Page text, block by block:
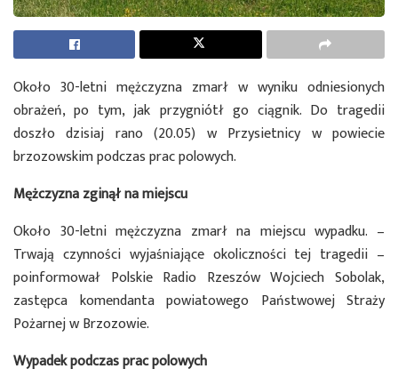
Około 30-letni mężczyzna zmarł w wyniku odniesionych
obrażeń, po tym, jak przygniótł go ciągnik. Do tragedii
doszło dzisiaj rano (20.05) w Przysietnicy w powiecie
brzozowskim podczas prac polowych.
Mężczyzna zginął na miejscu
Około 30-letni mężczyzna zmarł na miejscu wypadku. –
Trwają czynności wyjaśniające okoliczności tej tragedii –
poinformował Polskie Radio Rzeszów Wojciech Sobolak,
zastępca komendanta powiatowego Państwowej Straży
Pożarnej w Brzozowie.
Wypadek podczas prac polowych